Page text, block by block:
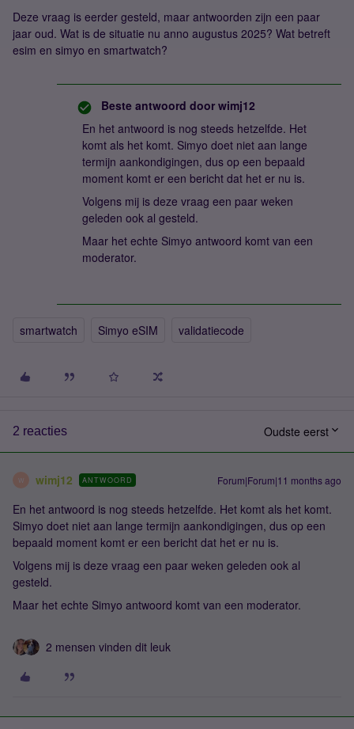
Deze vraag is eerder gesteld, maar antwoorden zijn een paar
jaar oud. Wat is de situatie nu anno augustus 2025? Wat betreft
esim en simyo en smartwatch?
Beste antwoord door wimj12
En het antwoord is nog steeds hetzelfde. Het
komt als het komt. Simyo doet niet aan lange
termijn aankondigingen, dus op een bepaald
moment komt er een bericht dat het er nu is.
Volgens mij is deze vraag een paar weken
geleden ook al gesteld.
Maar het echte Simyo antwoord komt van een
moderator.
smartwatch Simyo eSIM validatiecode
2 reacties Oudste eerst
W wimj12 ANTWOORD Forum|Forum|11 months ago
En het antwoord is nog steeds hetzelfde. Het komt als het komt.
Simyo doet niet aan lange termijn aankondigingen, dus op een
bepaald moment komt er een bericht dat het er nu is.
Volgens mij is deze vraag een paar weken geleden ook al
gesteld.
Maar het echte Simyo antwoord komt van een moderator.
2 mensen vinden dit leuk